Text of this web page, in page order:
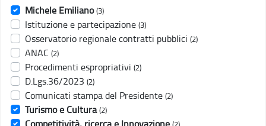
Michele Emiliano (3)
Istituzione e partecipazione (3)
Osservatorio regionale contratti pubblici (2)
ANAC (2)
Procedimenti espropriativi (2)
D.Lgs.36/2023 (2)
Comunicati stampa del Presidente (2)
Turismo e Cultura (2)